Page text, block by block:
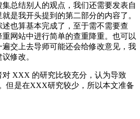
总结别人的观点，我们还需要发表自
是我开头提到的第二部分的内容了。
也算基本完成了，至于需不需要查
网站中进行简单的查重降重。也可以
交上去导师可能还会给修改意见，我
修改。
XXX 的研究比较充分，认为导致
但是在XXX研究较少，所以本文准备